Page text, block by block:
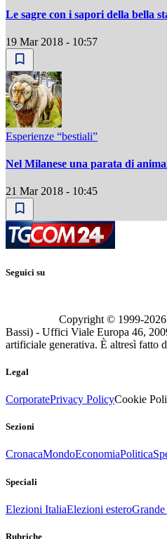
Le sagre con i sapori della bella
19 Mar 2018 - 10:57
Esperienze “bestiali”
Nel Milanese una parata di
21 Mar 2018 - 10:45
Seguici su
Copyright © 1999-2026
Bassi) - Uffici Viale Europa 46,
artificiale generativa. È altresì fatto
Legal
CorporatePrivacy PolicyCookie
Sezioni
CronacaMondoEconomiaPolitica
Speciali
Elezioni ItaliaElezioni estero
Rubriche